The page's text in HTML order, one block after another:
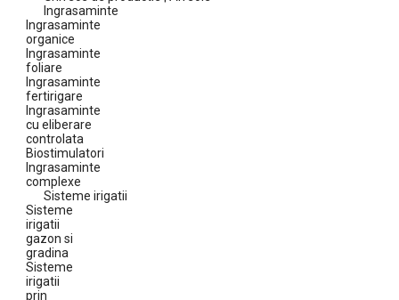
Ingrasaminte
Ingrasaminte
organice
Ingrasaminte
foliare
Ingrasaminte
fertirigare
Ingrasaminte
cu eliberare
controlata
Biostimulatori
Ingrasaminte
complexe
Sisteme irigatii
Sisteme
irigatii
gazon si
gradina
Sisteme
irigatii
prin